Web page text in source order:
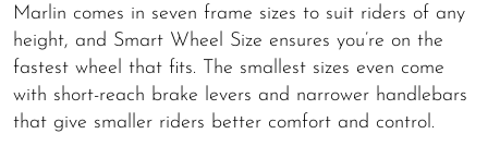
Marlin comes in seven frame sizes to suit riders of any
height, and Smart Wheel Size ensures you’re on the
fastest wheel that fits. The smallest sizes even come
with short-reach brake levers and narrower handlebars
that give smaller riders better comfort and control.